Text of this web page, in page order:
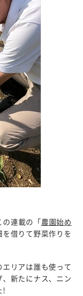
の連載の「農園始め
借りて野菜作りを
リアは誰も使って
新たにナス、ニン
!